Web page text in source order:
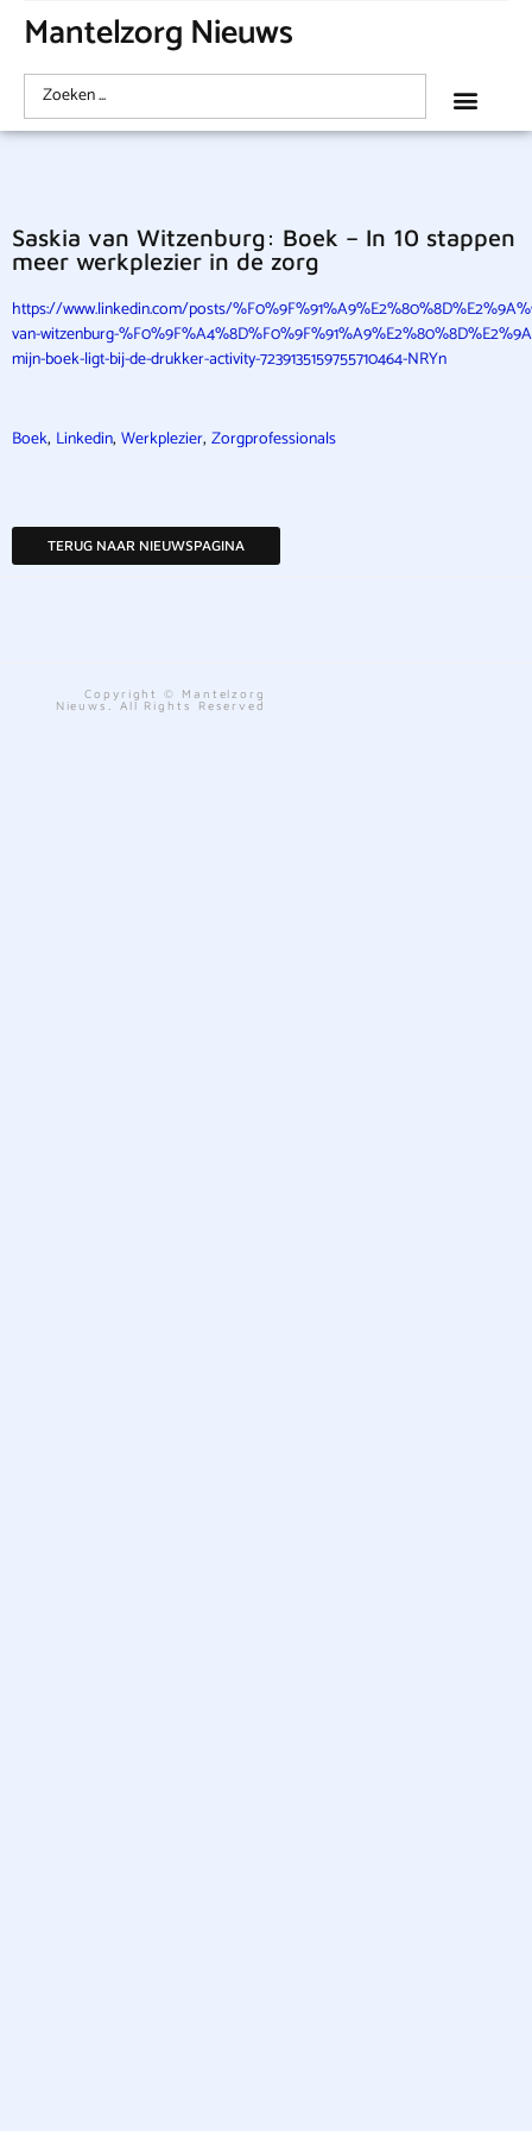
Mantelzorg Nieuws
Saskia van Witzenburg: Boek – In 10 stappen
meer werkplezier in de zorg
https://www.linkedin.com/posts/
van-witzenburg-
mijn-boek-ligt-bij-de-drukker-activity-7239135159755710464-NRYn
Boek, Linkedin, Werkplezier, Zorgprofessionals
TERUG NAAR NIEUWSPAGINA
Copyright © Mantelzorg
Nieuws. All Rights Reserved